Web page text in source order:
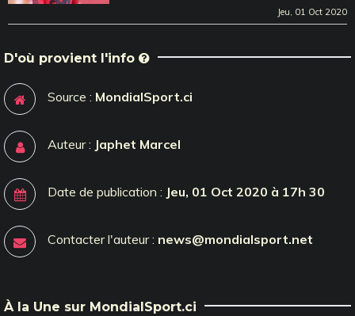
Jeu, 01 Oct 2020
D'où provient l'info
Source : MondialSport.ci
Auteur : Japhet Marcel
Date de publication : Jeu, 01 Oct 2020 à 17h 30
Contacter l'auteur : news@mondialsport.net
À la Une sur MondialSport.ci